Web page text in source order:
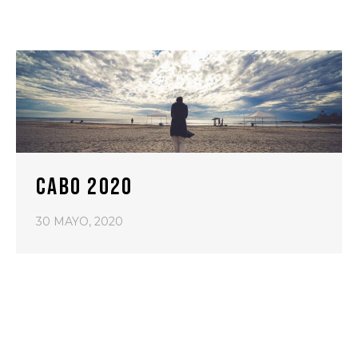
CABO 2020
30 MAYO, 2020